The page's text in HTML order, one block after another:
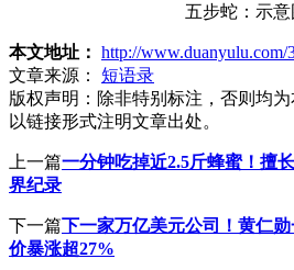
五步蛇：示意
本文地址： http://www.duanyulu.com/
文章来源：
短语录
版权声明： 除非特别标注，否则均
以链接形式注明文章出处。
上一篇一分钟吃掉近2.5斤蜂蜜！擅
界纪录
下一篇下一家万亿美元公司！黄仁
价暴涨超27%